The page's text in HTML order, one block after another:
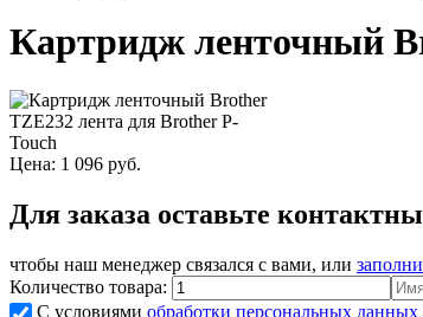
Картридж ленточный
Цена: 1 096 руб.
Для заказа оставьте
чтобы наш менеджер связался с вами, или
Количество товара:
С условиями обработки персональных данных